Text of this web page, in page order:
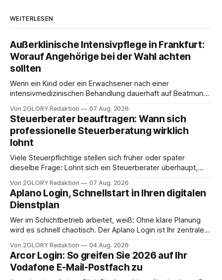
WEITERLESEN
Außerklinische Intensivpflege in Frankfurt:
Worauf Angehörige bei der Wahl achten
sollten
Wenn ein Kind oder ein Erwachsener nach einer
intensivmedizinischen Behandlung dauerhaft auf Beatmung
angewiesen ist, stellt sich für Familien eine schwierige
Frage: Muss die Versorgung dauerhaft in der Klinik bleiben –
oder ist ein Leben zu Hause möglich? Die außerklinische
Intensivpflege bietet genau diese Alternative: Sie
Von 2GLORY Redaktion 07 Aug. 2026
Steuerberater beauftragen: Wann sich
professionelle Steuerberatung wirklich
lohnt
Viele Steuerpflichtige stellen sich früher oder später
dieselbe Frage: Lohnt sich ein Steuerberater überhaupt,
erledigen? Die kurze Antwort: Bei einfachen
Einkommensverhältnissen reicht häufig eine Steuersoftware
aus – sobald jedoch mehrere Einkunftsarten
zusammentreffen oder größere finanzielle Veränderungen
anstehen, zahlt sich professionelle Unterstützung meist
Von 2GLORY Redaktion 07 Aug. 2026
Aplano Login, Schnellstart in Ihren digitalen
Dienstplan
Wer im Schichtbetrieb arbeitet, weiß: Ohne klare Planung
wird es schnell chaotisch. Der Aplano Login ist Ihr zentraler
abwesenheiten und die gesamte kommunikation rund um
Ihr personal digital zu organisieren. In diesem Leitfaden
erfahren Sie alles, was Sie für einen reibungslosen Einstieg
Von 2GLORY Redaktion 04 Aug. 2026
Arcor Login: So greifen Sie 2026 auf Ihr
Vodafone E-Mail-Postfach zu